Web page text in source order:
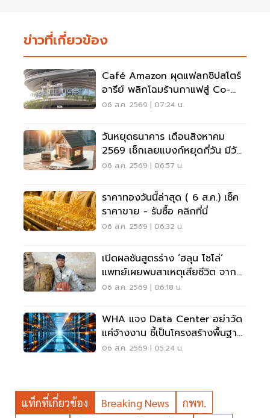
ข่าวที่เกี่ยวข้อง
Café Amazon ผุดแฟลกชิปสโตร์
อารีย์ พลิกโฉมร้านกาแฟสู่ Co-
Working Space ครบวงจร
06 ส.ค. 2569 | 07:24 น.
วันหยุดธนาคาร เดือนสิงหาคม
2569 เช็กเลยแบงก์หยุดกี่วัน มีวัน
หยุดยาวไหม
06 ส.ค. 2569 | 06:57 น.
ราคาทองวันนี้ล่าสุด ( 6 ส.ค.) เช็ค
ราคาขาย - รับซื้อ คลิกที่นี่
06 ส.ค. 2569 | 06:32 น.
เปิดผลชันสูตรร่าง ‘ฮลุน โซโล่’
แพทย์เผยพบสาเหตุเสียชีวิต จาก
ระบบหัวใจล้มเหลว
06 ส.ค. 2569 | 06:18 น.
WHA แจง Data Center อย่าวัด
แค่จ้างงาน ชี้เป็นโครงสร้างพื้นฐาน
เศรษฐกิจดิจิทัล
06 ส.ค. 2569 | 05:24 น.
แท็กที่เกี่ยวข้อง Breaking News
กพท.